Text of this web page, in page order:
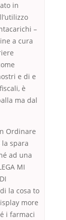
in
–
a cura
e di e
è
ma dal
Ordinare
spara
ad una
MI
la cosa to
more
i farmaci